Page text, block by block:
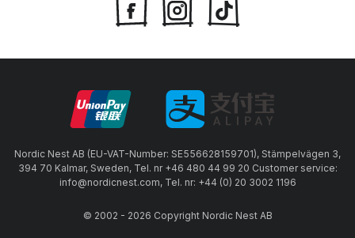
Nordic Nest AB (EU-VAT-Number: SE556628159701), Stämpelvägen 3,
394 70 Kalmar, Sweden, Tel. nr +46 480 44 99 20 Customer service:
info@nordicnest.com, Tel. nr: +44 (0) 20 3002 1196
© 2002 - 2026 Copyright Nordic Nest AB